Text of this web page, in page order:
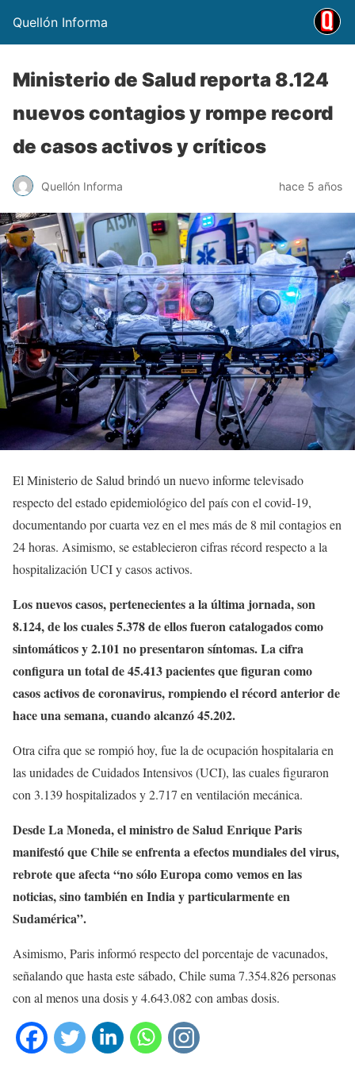
Quellón Informa
Ministerio de Salud reporta 8.124
nuevos contagios y rompe record
de casos activos y críticos
Quellón Informa hace 5 años
El Ministerio de Salud brindó un nuevo informe televisado
respecto del estado epidemiológico del país con el covid-19,
documentando por cuarta vez en el mes más de 8 mil contagios en
24 horas. Asimismo, se establecieron cifras récord respecto a la
hospitalización UCI y casos activos.
Los nuevos casos, pertenecientes a la última jornada, son
8.124, de los cuales 5.378 de ellos fueron catalogados como
sintomáticos y 2.101 no presentaron síntomas. La cifra
configura un total de 45.413 pacientes que figuran como
casos activos de coronavirus, rompiendo el récord anterior de
hace una semana, cuando alcanzó 45.202.
Otra cifra que se rompió hoy, fue la de ocupación hospitalaria en
las unidades de Cuidados Intensivos (UCI), las cuales figuraron
con 3.139 hospitalizados y 2.717 en ventilación mecánica.
Desde La Moneda, el ministro de Salud Enrique Paris
manifestó que Chile se enfrenta a efectos mundiales del virus,
rebrote que afecta “no sólo Europa como vemos en las
noticias, sino también en India y particularmente en
Sudamérica”.
Asimismo, Paris informó respecto del porcentaje de vacunados,
señalando que hasta este sábado, Chile suma 7.354.826 personas
con al menos una dosis y 4.643.082 con ambas dosis.